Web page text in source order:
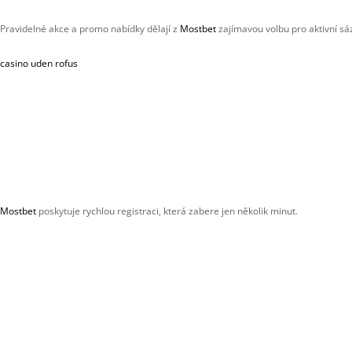
Pravidelné akce a promo nabídky dělají z Mostbetzajímavou volbu pro aktivní
casino uden rofus
Mostbet poskytuje rychlou registraci, která zabere jen několik minut.